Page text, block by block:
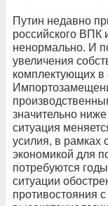
Путин недавно
российского ВПК
ненормально. И
увеличения
комплектующих
значительно
ситуация
усилия, в рамках
экономикой для
потребуются
ситуации
противостояния